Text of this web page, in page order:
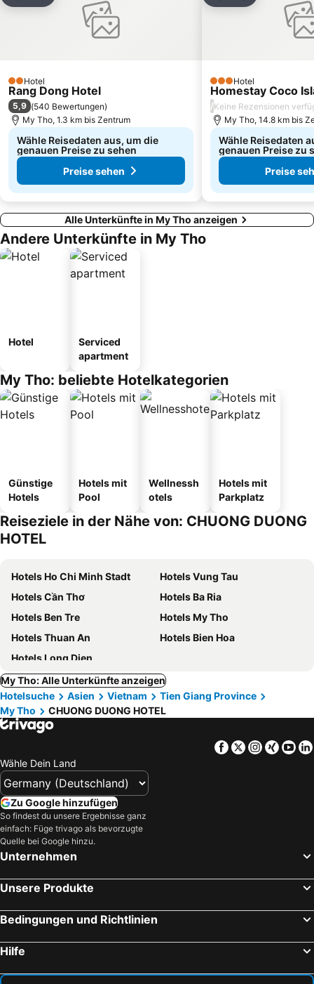
2 Sterne
Hotel
Rang Dong Hotel
5,9 (540 Bewertungen)
My Tho, 1.3 km bis Zentrum
Wähle Reisedaten aus, um die
genauen Preise zu sehen
Preise sehen
3 Sterne
Hotel
Homestay Coco
/Keine Rezensionen
My Tho, 14.8 km bis
Wähle Reisedaten
genauen Preise zu
Preise
Alle Unterkünfte in My Tho anzeigen
Andere Unterkünfte in My Tho
Hotel
Serviced
apartment
My Tho: beliebte Hotelkategorien
Günstige
Hotels
Hotels mit
Pool
Wellnessh
otels
Hotels mit
Parkplatz
Reiseziele in der Nähe von: CHUONG DUONG
HOTEL
Hotels Ho Chi Minh Stadt
Hotels Vung Tau
Hotels Cần Thơ
Hotels Ba Ria
Hotels Ben Tre
Hotels My Tho
Hotels Thuan An
Hotels Bien Hoa
Hotels Long Dien
My Tho: Alle Unterkünfte anzeigen
Hotelsuche
Asien Vietnam
Tien Giang Province
My Tho
CHUONG DUONG HOTEL
Facebook
TwitterXing
Wähle Dein Land
Zu Google hinzufügen
So findest du unsere Ergebnisse ganz
einfach: Füge trivago als bevorzugte
Quelle bei Google hinzu.
Unternehmen
Unsere Produkte
Bedingungen und Richtlinien
Hilfe